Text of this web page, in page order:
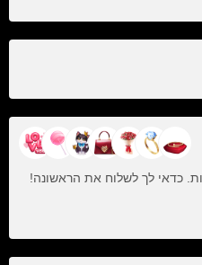
כדאי לך לשלוח את הראשונה!